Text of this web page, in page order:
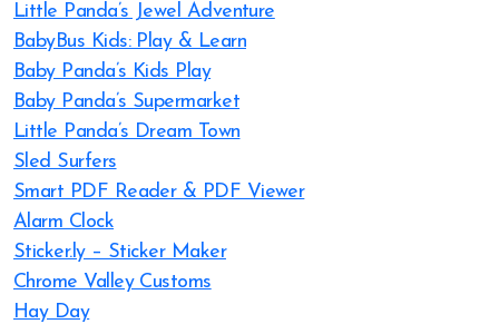
Little Panda’s Jewel Adventure
BabyBus Kids: Play & Learn
Baby Panda’s Kids Play
Baby Panda’s Supermarket
Little Panda’s Dream Town
Sled Surfers
Smart PDF Reader & PDF Viewer
Alarm Clock
Sticker.ly – Sticker Maker
Chrome Valley Customs
Hay Day